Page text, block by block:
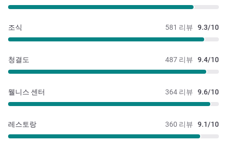
581 리뷰 9.3/10
조식
487 리뷰 9.4/10
청결도
364 리뷰 9.6/10
웰니스 센터
360 리뷰 9.1/10
레스토랑